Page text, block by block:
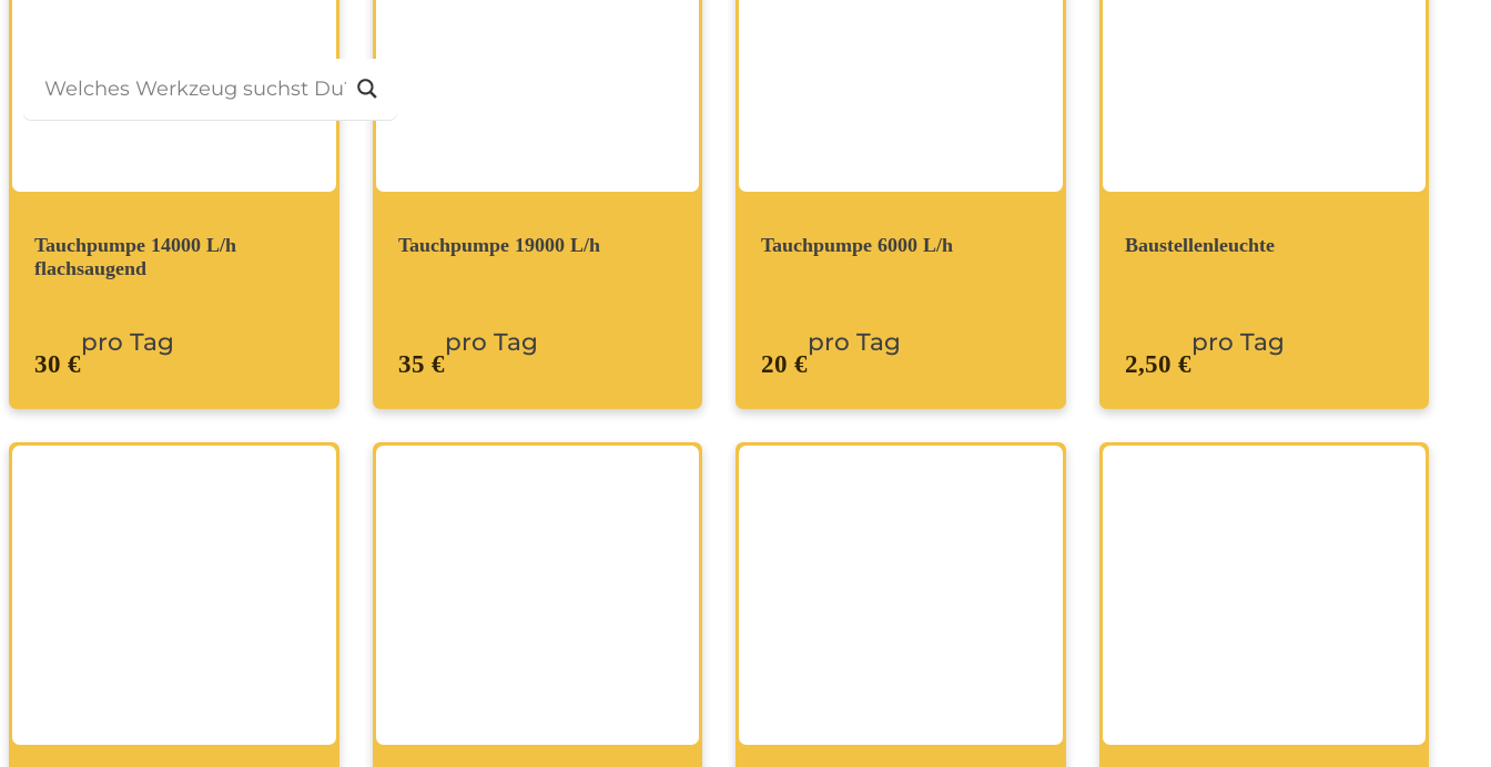
Tauchpumpe 14000 L/h
flachsaugend
30 €
pro Tag
Tauchpumpe 19000 L/h
35 €
pro Tag
Tauchpumpe 6000 L/h
20 €
pro Tag
Baustellenleuchte
2,50 €
pro Tag